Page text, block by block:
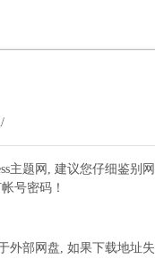
主题网, 建议您仔细鉴别
号密码！
外部网盘, 如果下载地址